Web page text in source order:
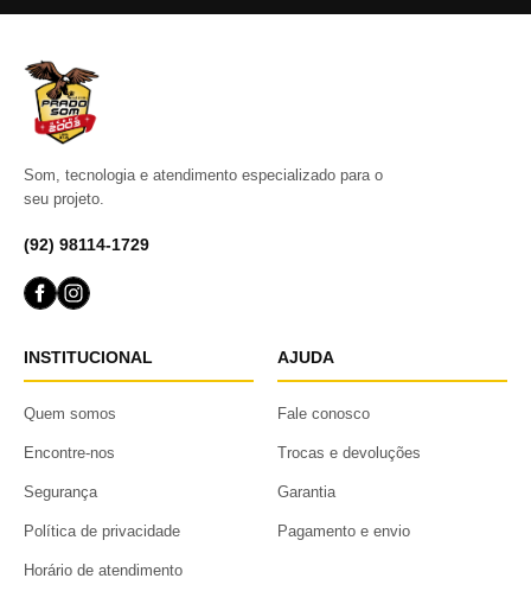
Som, tecnologia e atendimento especializado para o
seu projeto.
(92) 98114-1729
INSTITUCIONAL
Quem somos
Encontre-nos
Segurança
Política de privacidade
Horário de atendimento
AJUDA
Fale conosco
Trocas e devoluções
Garantia
Pagamento e envio